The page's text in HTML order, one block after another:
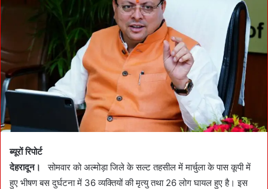
n
l
ब्यूरों रिपोर्ट
देहरादून।
सोमवार को अल्मोड़ा जिले के सल्ट तहसील में मार्चुला के पास कूपी में
हुए भीषण बस दुर्घटना में 36 व्यक्तियों की मृत्यु तथा 26 लोग घायल हुए है। इस